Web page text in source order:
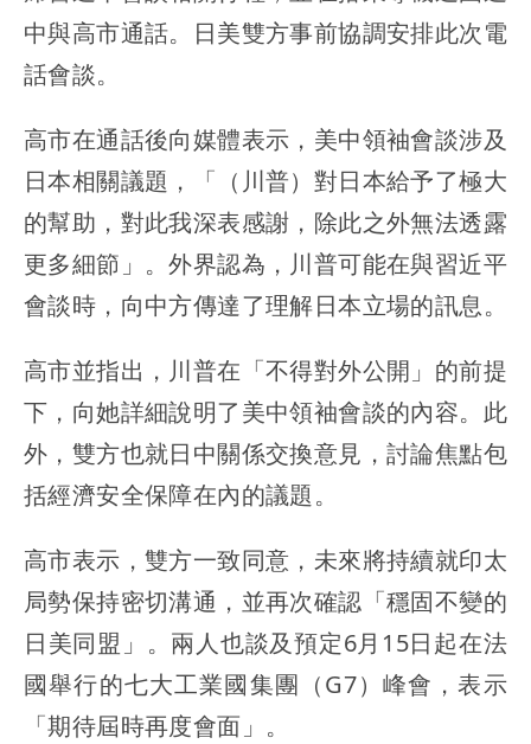
中與高市通話。日美雙方事前協調安排此次電
話會談。
高市在通話後向媒體表示，美中領袖會談涉及
日本相關議題，「（川普）對日本給予了極大
的幫助，對此我深表感謝，除此之外無法透露
更多細節」。外界認為，川普可能在與習近平
會談時，向中方傳達了理解日本立場的訊息。
高市並指出，川普在「不得對外公開」的前提
下，向她詳細說明了美中領袖會談的內容。此
外，雙方也就日中關係交換意見，討論焦點包
括經濟安全保障在內的議題。
高市表示，雙方一致同意，未來將持續就印太
局勢保持密切溝通，並再次確認「穩固不變的
日美同盟」。兩人也談及預定6月15日起在法
國舉行的七大工業國集團（G7）峰會，表示
「期待屆時再度會面」。